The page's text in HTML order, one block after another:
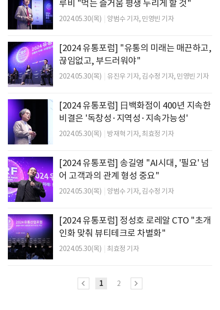
루비 "먹는 즐거움 평생 누리게 할 것"
2024.05.30(목) 양범수 기자, 민영빈 기자
[2024 유통포럼] "유통의 미래는 매끈하고,
끊임없고, 부드러워야"
2024.05.30(목) 유진우 기자, 김수정 기자, 민영빈 기자
[2024 유통포럼] 日백화점이 400년 지속한
비결은 '독창성·지역성·지속가능성'
2024.05.30(목) 방재혁 기자,최효정 기자
[2024 유통포럼] 송길영 "AI시대, '필요' 넘
어 고객과의 관계 형성 중요"
2024.05.30(목) 양범수 기자, 김수정 기자
[2024 유통포럼] 정성호 로레알 CTO "초개
인화 맞춰 뷰티테크로 차별화"
2024.05.30(목) 최효정 기자
1 2